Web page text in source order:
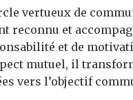
vertueux de
reconnu et
et de
mutuel, il
vers l’objectif